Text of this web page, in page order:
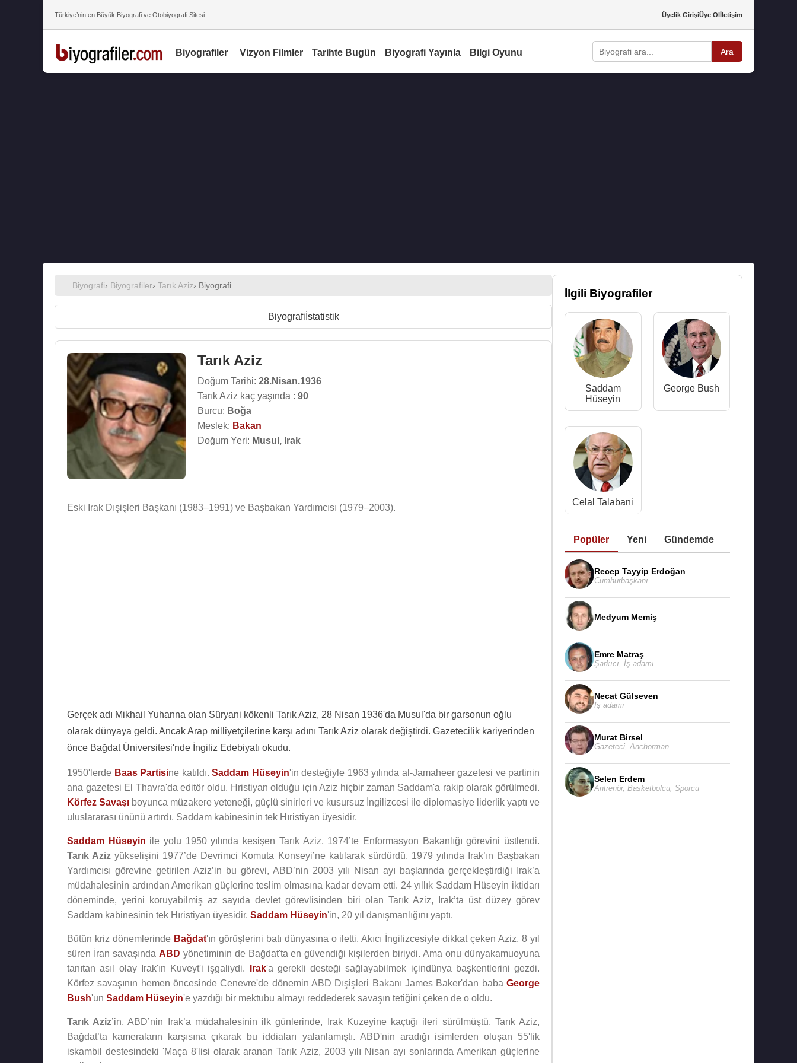
Türkiye’nin en Büyük Biyografi ve Otobiyografi Sitesi Üyelik GirişiÜye Olİletişim
Biyografiler Vizyon Filmler Tarihte Bugün Biyografi Yayınla Bilgi Oyunu Ara
Biyografi› Biyografiler› Tarık Aziz› Biyografi
Biyografi İstatistik
Tarık Aziz
Doğum Tarihi: 28.Nisan.1936
Tarık Aziz kaç yaşında : 90
Burcu: Boğa
Meslek: Bakan
Doğum Yeri: Musul, Irak
Eski Irak Dışişleri Başkanı (1983–1991) ve Başbakan Yardımcısı (1979–2003).
Gerçek adı Mikhail Yuhanna olan Süryani kökenli Tarık Aziz, 28 Nisan 1936'da Musul'da bir garsonun oğlu
olarak dünyaya geldi. Ancak Arap milliyetçilerine karşı adını Tarık Aziz olarak değiştirdi. Gazetecilik kariyerinden
önce Bağdat Üniversitesi'nde İngiliz Edebiyatı okudu.
1950'lerde Baas Partisine katıldı. Saddam Hüseyin'in desteğiyle 1963 yılında al-Jamaheer gazetesi ve partinin
ana gazetesi El Thavra'da editör oldu. Hristiyan olduğu için Aziz hiçbir zaman Saddam'a rakip olarak görülmedi.
Körfez Savaşı boyunca müzakere yeteneği, güçlü sinirleri ve kusursuz İngilizcesi ile diplomasiye liderlik yaptı ve
uluslararası ününü artırdı. Saddam kabinesinin tek Hıristiyan üyesidir.
Saddam Hüseyin ile yolu 1950 yılında kesişen Tarık Aziz, 1974’te Enformasyon Bakanlığı görevini üstlendi.
Tarık Aziz yükselişini 1977’de Devrimci Komuta Konseyi’ne katılarak sürdürdü. 1979 yılında Irak’ın Başbakan
Yardımcısı görevine getirilen Aziz’in bu görevi, ABD’nin 2003 yılı Nisan ayı başlarında gerçekleştirdiği Irak’a
müdahalesinin ardından Amerikan güçlerine teslim olmasına kadar devam etti. 24 yıllık Saddam Hüseyin iktidarı
döneminde, yerini koruyabilmiş az sayıda devlet görevlisinden biri olan Tarık Aziz, Irak’ta üst düzey görev
Saddam kabinesinin tek Hıristiyan üyesidir. Saddam Hüseyin'in, 20 yıl danışmanlığını yaptı.
Bütün kriz dönemlerinde Bağdat'ın görüşlerini batı dünyasına o iletti. Akıcı İngilizcesiyle dikkat çeken Aziz, 8 yıl
süren İran savaşında ABD yönetiminin de Bağdat'ta en güvendiği kişilerden biriydi. Ama onu dünyakamuoyuna
tanıtan asıl olay Irak'ın Kuveyt'i işgaliydi.
Irak'a gerekli desteği sağlayabilmek içindünya başkentlerini gezdi.
Körfez savaşının hemen öncesinde Cenevre'de dönemin ABD Dışişleri Bakanı James Baker'dan baba George
Bush'un Saddam Hüseyin'e yazdığı bir mektubu almayı reddederek savaşın tetiğini çeken de o oldu.
Tarık Aziz’in, ABD’nin Irak’a müdahalesinin ilk günlerinde, Irak Kuzeyine kaçtığı ileri sürülmüştü. Tarık Aziz,
Bağdat’ta kameraların karşısına çıkarak bu iddiaları yalanlamıştı. ABD'nin aradığı isimlerden oluşan 55'lik
iskambil destesindeki 'Maça 8'lisi olarak aranan Tarık Aziz, 2003 yılı Nisan ayı sonlarında Amerikan güçlerine
İlgili Biyografiler
Saddam
Hüseyin
George Bush
Celal Talabani
Popüler Yeni Gündemde
Recep Tayyip Erdoğan
Cumhurbaşkanı
Medyum Memiş
Emre Matraş
Şarkıcı İş adamı
Necat Gülseven
İş adamı
Murat Birsel
Gazeteci Anchorman
Selen Erdem
Antrenör, Basketbolcu Sporcu